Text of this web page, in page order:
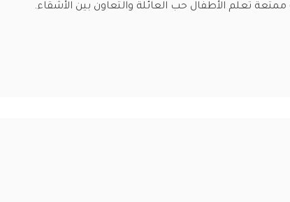
تعلم الأطفال حب العائلة والتعاون بين الأشقاء.